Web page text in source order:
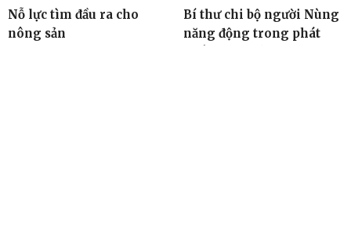
Nỗ lực tìm đầu ra cho
nông sản
Bí thư chi bộ người Nùng
năng động trong phát